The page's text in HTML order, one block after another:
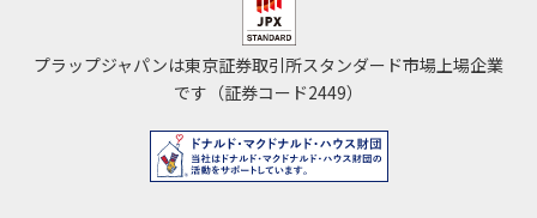
プラップジャパンは東京証券取引所スタンダード市場上場企業
です（証券コード2449）